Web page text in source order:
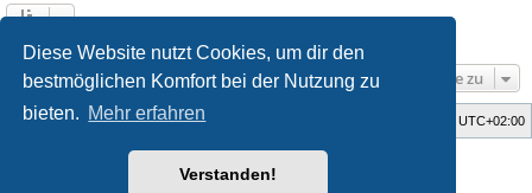
Diese Website nutzt Cookies, um dir den
bestmöglichen Komfort bei der Nutzung zu
bieten. Mehr erfahren
Verstanden!
Gehe zu
Startseite Foren-Übersicht UTC+02:00
Zuma Portal
Powered byphpBB® Forum Software © phpBB Limited